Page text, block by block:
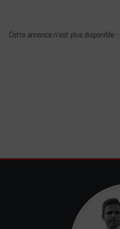
Cette annonce n'est plus disponible -